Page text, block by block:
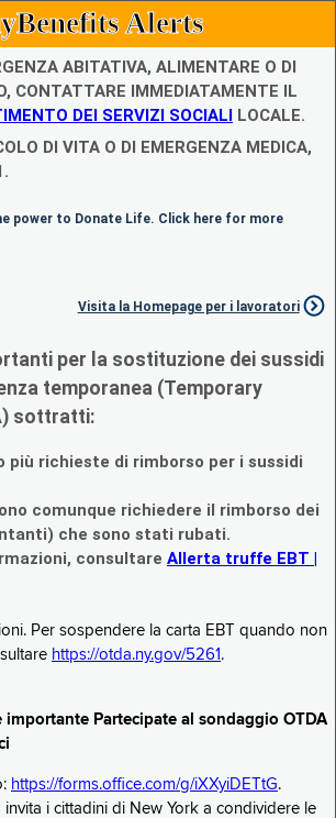
Alerts
ABITATIVA, ALIMENTARE O DI
CONTATTARE IMMEDIATAMENTE IL
DEI SERVIZI SOCIALI LOCALE.
DI VITA O DI EMERGENZA MEDICA,
power to Donate Life. Click here for more
Visita la Homepage per i lavoratori
per la sostituzione dei sussidi
temporanea (Temporary
sottratti:
più richieste di rimborso per i sussidi
comunque richiedere il rimborso dei
che sono stati rubati.
consultare Allerta truffe EBT |
Per sospendere la carta EBT quando non
https://otda.ny.gov/5261 .
importante Partecipate al sondaggio OTDA
https://forms.office.com/g/iXXyiDETtG.
i cittadini di New York a condividere le